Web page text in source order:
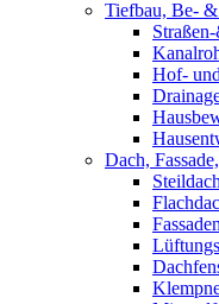
Tiefbau, Be-
Hof-
Dach,